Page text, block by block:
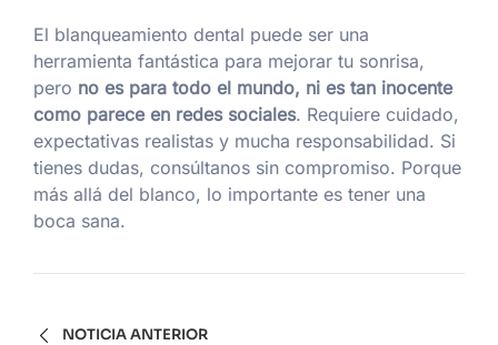
El blanqueamiento dental puede ser una
herramienta fantástica para mejorar tu sonrisa,
pero no es para todo el mundo, ni es tan inocente
como parece en redes sociales. Requiere cuidado,
expectativas realistas y mucha responsabilidad. Si
tienes dudas, consúltanos sin compromiso. Porque
más allá del blanco, lo importante es tener una
boca sana.
NOTICIA ANTERIOR